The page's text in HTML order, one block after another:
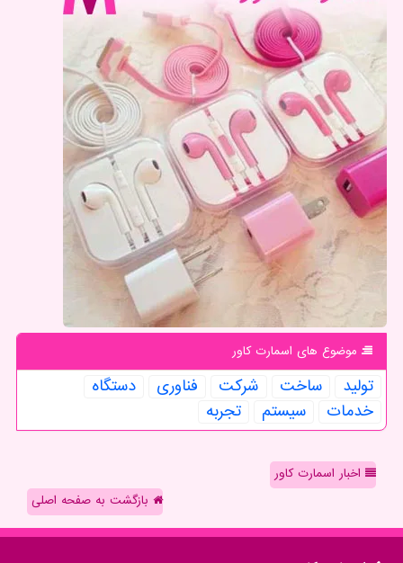
موضوع های اسمارت كاور
تولید ساخت شركت فناوری
دستگاه
خدمات
سیستم تجربه
اخبار اسمارت کاور
بازگشت به صفحه اصلی